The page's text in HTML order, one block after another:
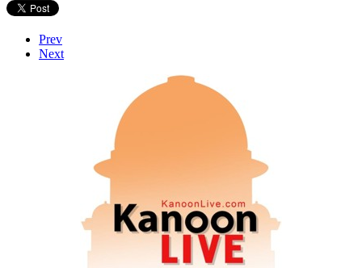
Prev
Next